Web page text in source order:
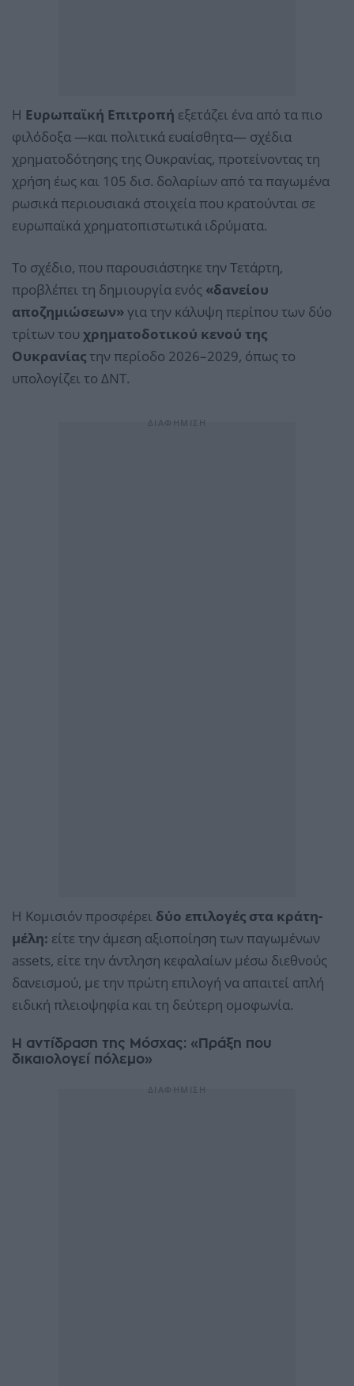
Η Ευρωπαϊκή Επιτροπή εξετάζει ένα από τα πιο
φιλόδοξα —και πολιτικά ευαίσθητα— σχέδια
χρηματοδότησης της Ουκρανίας, προτείνοντας τη
χρήση έως και 105 δισ. δολαρίων από τα παγωμένα
ρωσικά περιουσιακά στοιχεία που κρατούνται σε
ευρωπαϊκά χρηματοπιστωτικά ιδρύματα.
Το σχέδιο, που παρουσιάστηκε την Τετάρτη,
προβλέπει τη δημιουργία ενός «δανείου
αποζημιώσεων»για την κάλυψη περίπου των δύο
τρίτων του χρηματοδοτικού κενού της
Ουκρανίαςτην περίοδο 2026–2029, όπως το
υπολογίζει το ΔΝΤ.
Η Κομισιόν προσφέρει δύο επιλογές στα κράτη-
μέλη: είτε την άμεση αξιοποίηση των παγωμένων
assets, είτε την άντληση κεφαλαίων μέσω διεθνούς
δανεισμού, με την πρώτη επιλογή να απαιτεί απλή
ειδική πλειοψηφία και τη δεύτερη ομοφωνία.
Η αντίδραση της Μόσχας: «Πράξη που
δικαιολογεί πόλεμο»